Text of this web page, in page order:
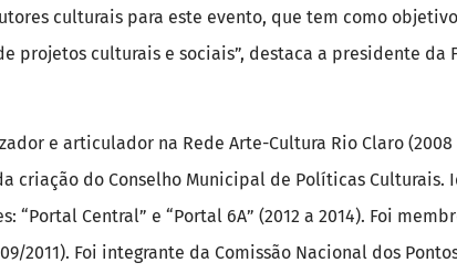
culturais para este evento, que tem como
projetos culturais e sociais”, destaca a presidente da
e articulador na Rede Arte-Cultura Rio Claro (2008
criação do Conselho Municipal de Políticas Culturais.
“Portal Central” e “Portal 6A” (2012 a 2014). Foi
2011). Foi integrante da Comissão Nacional dos